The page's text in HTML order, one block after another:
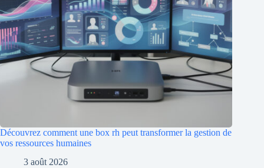
Découvrez comment une box rh peut transformer la gestion de
vos ressources humaines
3 août 2026